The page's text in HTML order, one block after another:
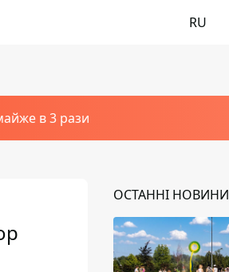
RU
в 3 рази
ОСТАННІ НОВИНИ